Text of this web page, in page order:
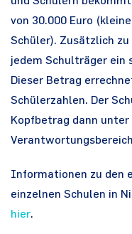
von 30.000 Euro
Schüler). Zusätzlich
jedem Schulträger ein
Dieser Betrag
Schülerzahlen. Der
Kopfbetrag dann unter
Informationen zu den
einzelnen Schulen in
hier.